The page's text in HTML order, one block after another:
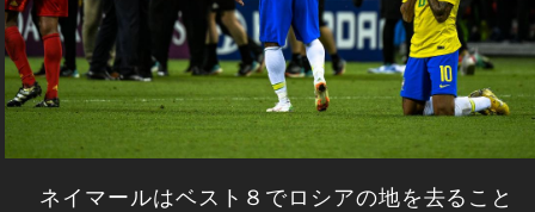
ネイマールはベスト８でロシアの地を去ること